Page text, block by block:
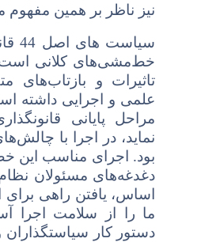
نیز ناظر بر همین مفهوم
خط‌مشی‌های کلانی است
تاثیرات و بازتاب‌های
علمی و اجرایی داشته
مراحل پایانی
نماید، در اجرا با
بود. اجرای مناسب این
دغدغه‌های مسئولان
اساس، یافتن راهی برای
ما را از سلامت اجرا
دستور کار سیاستگذاران